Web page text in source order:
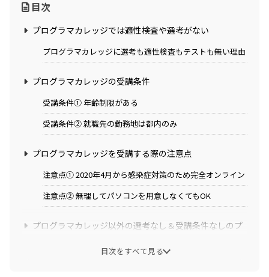
目次
プログラマカレッジでは適性検査や選考がない
プログラマカレッジに選考も適性検査もテストも無い理由
プログラマカレッジの受講条件
受講条件① 年齢制限がある
受講条件② 就職先の勤務地は都内のみ
プログラマカレッジを受講する際の注意点
注意点① 2020年4月から感染症対策のため完全オンライン
注意点② 無理してパソコンを用意しなくてもOK
プログラマカレッジ以外の選考なし＆受講条件なしのプ
目次をすべて見る